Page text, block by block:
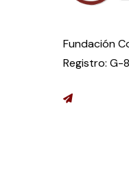
Fundación
Registro: G-